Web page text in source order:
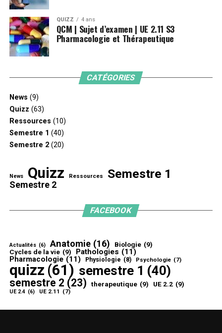
QUIZZ 4 ans
QCM | Sujet d’examen | UE 2.11 S3
Pharmacologie et Thérapeutique
CATÉGORIES
News (9)
Quizz (63)
Ressources (10)
Semestre 1 (40)
Semestre 2(20)
News Quizz Ressources Semestre 1
Semestre 2
FACEBOOK
Actualités (6) Anatomie (16) Biologie (9)
Cycles de la vie (9) Pathologies (11)
Pharmacologie (11) Physiologie (8) Psychologie (7)
quizz (61) semestre 1 (40)
semestre 2 (23) therapeutique (9) UE 2.2 (9)
UE 2.4 (6) UE 2.11 (7)